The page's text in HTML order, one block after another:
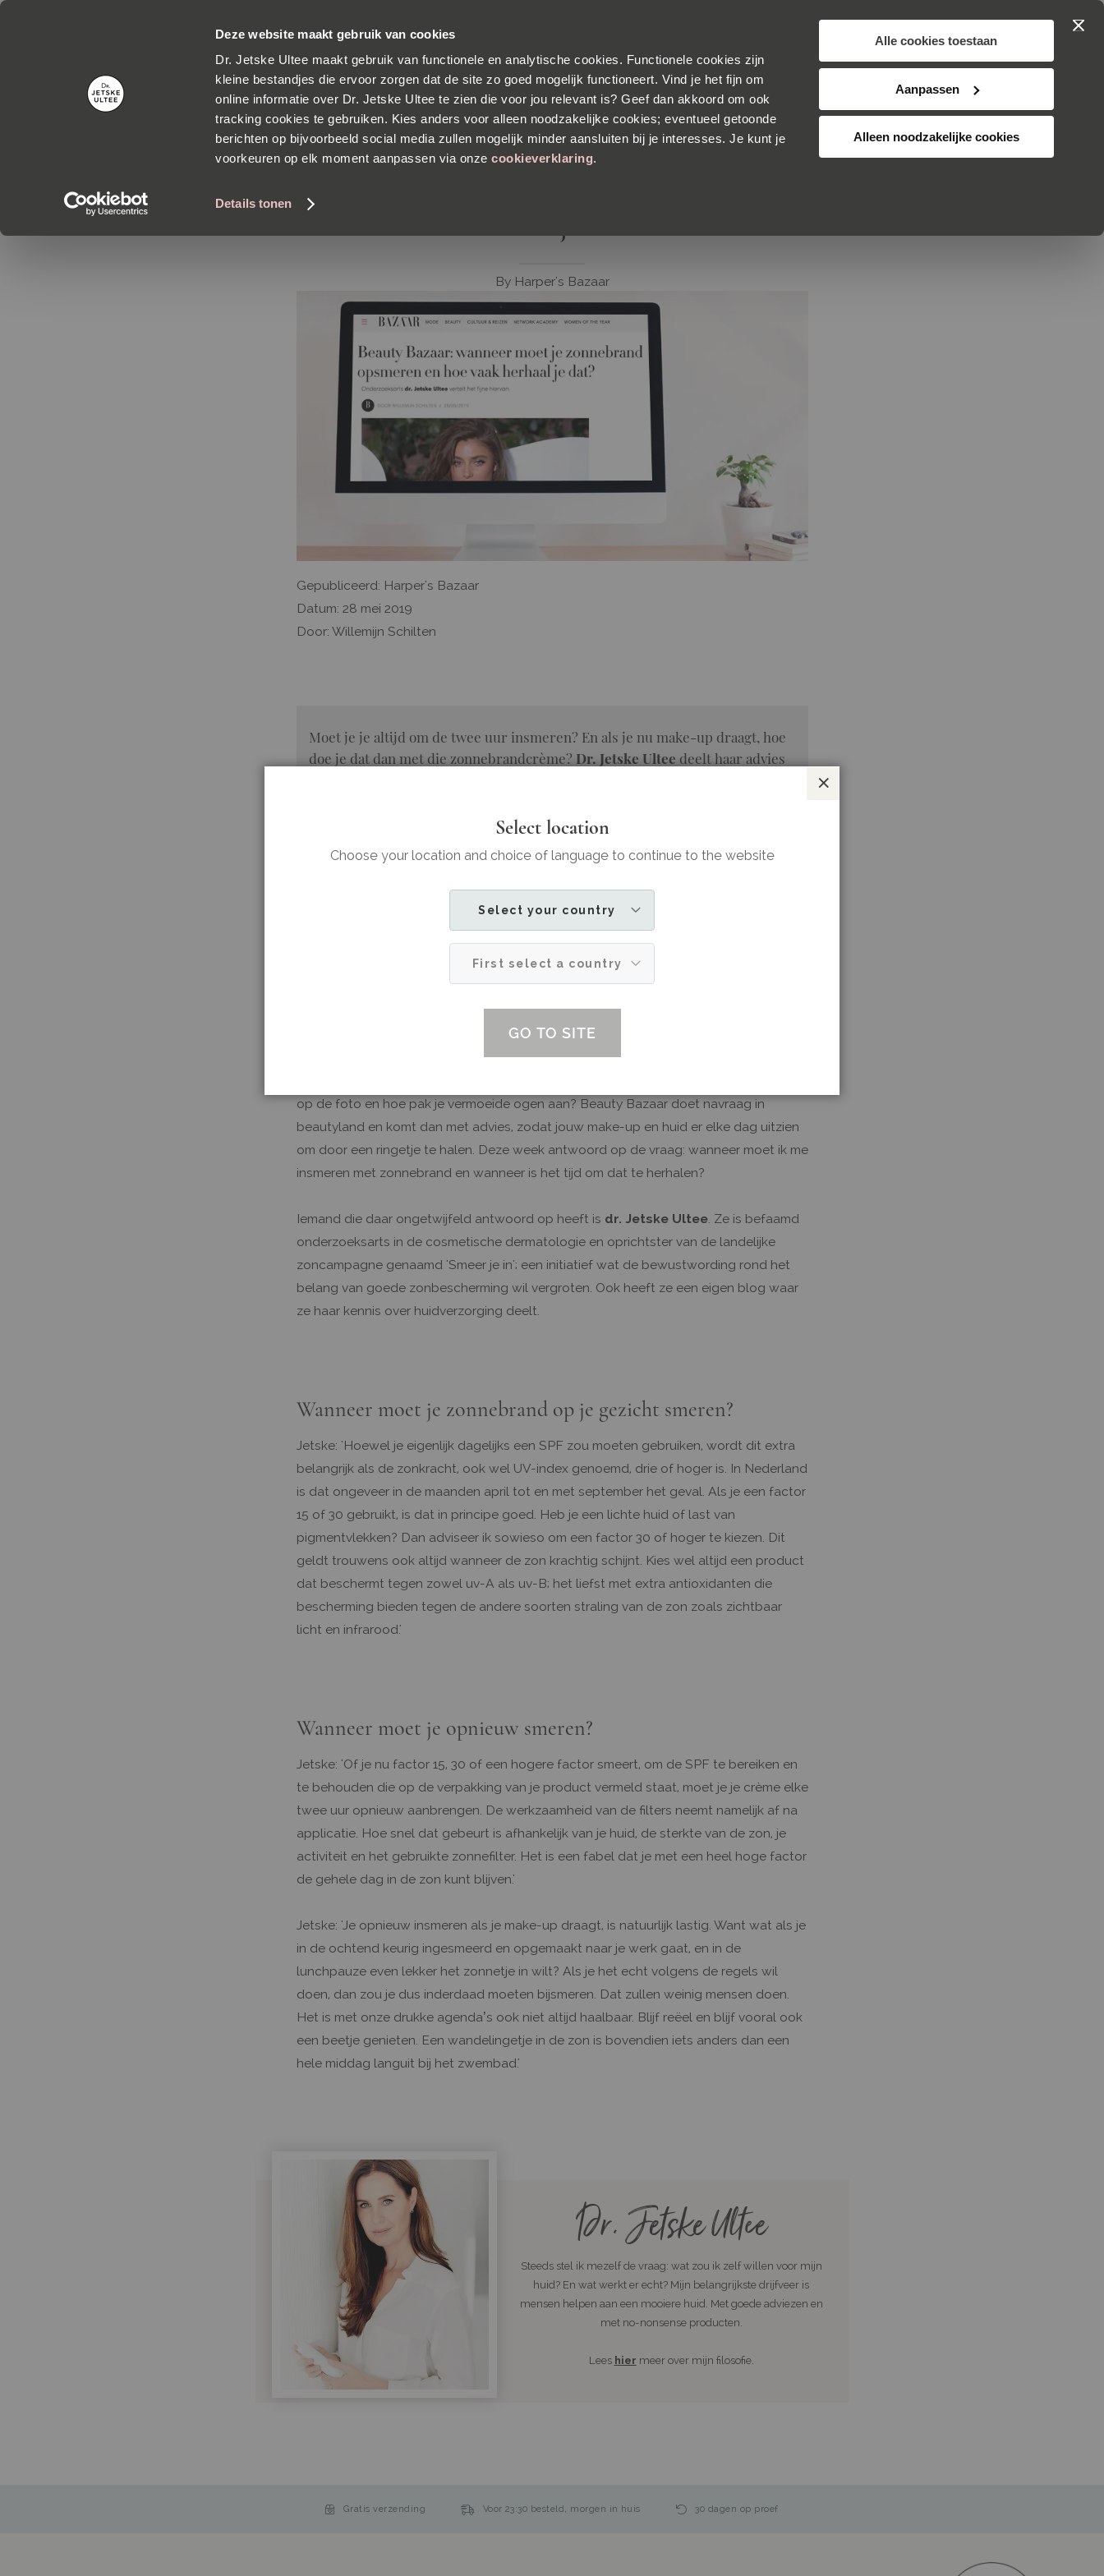
Deze website maakt gebruik van cookies
Dr. Jetske Ultee maakt gebruik van functionele en analytische cookies. Functionele cookies zijn
kleine bestandjes die ervoor zorgen dat de site zo goed mogelijk functioneert. Vind je het fijn om
online informatie over Dr. Jetske Ultee te zien die voor jou relevant is? Geef dan akkoord om ook
tracking cookies te gebruiken. Kies anders voor alleen noodzakelijke cookies; eventueel getoonde
berichten op bijvoorbeeld social media zullen mogelijk minder aansluiten bij je interesses. Je kunt je
voorkeuren op elk moment aanpassen via onzecookieverklaring.
Details tonen
Alle cookies toestaan
Aanpassen
Alleen noodzakelijke cookies
Zoek
HUIDANALYSE OVER DR. JETSKE ULTEE ADVIES KLANTENSERVICE
HARPER'S BAZAAR | 28 MEI 2019
Wanneer moet je zonnebrand opsmeren en hoe vaak
herhaal je dat?
By Harper's Bazaar
Gepubliceerd: Harper's Bazaar
Datum: 28 mei 2019
Door: Willemijn Schilten
Moet je je altijd om de twee uur insmeren? En als je nu make-up draagt, hoe
doe je dat dan met die zonnebrandcrème? Dr. Jetske Ultee deelt haar advies
Wanneer moet je zonnebrand opsmeren en hoe vaak herhaal
Onderzoeksarts dr. Jetske Ultee vertelt het fijne hiervan.
Bazaar selecteert elke week een prangende beautyvraag van de lezer. Want hoe
op de foto en hoe pak je vermoeide ogen aan? Beauty Bazaar doet navraag in
beautyland en komt dan met advies, zodat jouw make-up en huid er elke dag uitzien
om door een ringetje te halen. Deze week antwoord op de vraag: wanneer moet ik me
insmeren met zonnebrand en wanneer is het tijd om dat te herhalen?
Iemand die daar ongetwijfeld antwoord op heeft is dr. Jetske Ultee. Ze is befaamd
onderzoeksarts in de cosmetische dermatologie en oprichtster van de landelijke
zoncampagne genaamd 'Smeer je in'; een initiatief wat de bewustwording rond het
belang van goede zonbescherming wil vergroten. Ook heeft ze een eigen blog waar
ze haar kennis over huidverzorging deelt.
Wanneer moet je zonnebrand op je gezicht smeren?
Jetske: 'Hoewel je eigenlijk dagelijks een SPF zou moeten gebruiken, wordt dit extra
belangrijk als de zonkracht, ook wel UV-index genoemd, drie of hoger is. In Nederland
is dat ongeveer in de maanden april tot en met september het geval. Als je een factor
15 of 30 gebruikt, is dat in principe goed. Heb je een lichte huid of last van
pigmentvlekken? Dan adviseer ik sowieso om een factor 30 of hoger te kiezen. Dit
geldt trouwens ook altijd wanneer de zon krachtig schijnt. Kies wel altijd een product
dat beschermt tegen zowel uv-A als uv-B; het liefst met extra antioxidanten die
bescherming bieden tegen de andere soorten straling van de zon zoals zichtbaar
licht en infrarood.'
Wanneer moet je opnieuw smeren?
Jetske: 'Of je nu factor 15, 30 of een hogere factor smeert, om de SPF te bereiken en
te behouden die op de verpakking van je product vermeld staat, moet je je crème elke
twee uur opnieuw aanbrengen. De werkzaamheid van de filters neemt namelijk af na
applicatie. Hoe snel dat gebeurt is afhankelijk van je huid, de sterkte van de zon, je
activiteit en het gebruikte zonnefilter. Het is een fabel dat je met een heel hoge factor
de gehele dag in de zon kunt blijven.'
Jetske: 'Je opnieuw insmeren als je make-up draagt, is natuurlijk lastig. Want wat als je
in de ochtend keurig ingesmeerd en opgemaakt naar je werk gaat, en in de
lunchpauze even lekker het zonnetje in wilt? Als je het echt volgens de regels wil
doen, dan zou je dus inderdaad moeten bijsmeren. Dat zullen weinig mensen doen.
Het is met onze drukke agenda’s ook niet altijd haalbaar. Blijf reëel en blijf vooral ook
een beetje genieten. Een wandelingetje in de zon is bovendien iets anders dan een
hele middag languit bij het zwembad.'
Dr. Jetske Ultee
Steeds stel ik mezelf de vraag: wat zou ik zelf willen voor mijn
huid? En wat werkt er echt? Mijn belangrijkste drijfveer is
mensen helpen aan een mooiere huid. Met goede adviezen en
met no-nonsense producten.
Lees hier meer over mijn filosofie.
Gratis verzending Voor 23:30 besteld, morgen in huis 30 dagen op proef
Sluiten
Select location
Choose your location and choice of language to continue to the website
Select your country
First select a country
GO TO SITE